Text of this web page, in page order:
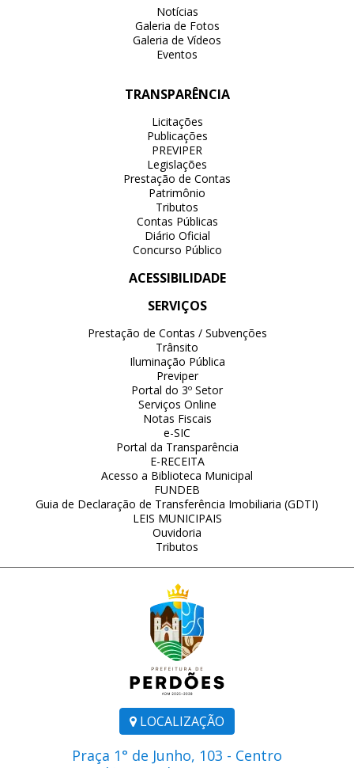
LOCALIZAÇÃO
Praça 1° de Junho, 103 - Centro
Notícias
Galeria de Fotos
Galeria de Vídeos
Eventos
TRANSPARÊNCIA
Licitações
Publicações
PREVIPER
Legislações
Prestação de Contas
Patrimônio
Tributos
Contas Públicas
Diário Oficial
Concurso Público
ACESSIBILIDADE
SERVIÇOS
Prestação de Contas / Subvenções
Trânsito
Iluminação Pública
Previper
Portal do 3º Setor
Serviços Online
Notas Fiscais
e-SIC
Portal da Transparência
E-RECEITA
Acesso a Biblioteca Municipal
FUNDEB
Guia de Declaração de Transferência Imobiliaria (GDTI)
LEIS MUNICIPAIS
Ouvidoria
Tributos